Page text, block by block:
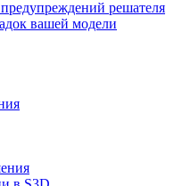
решателя
вашей модели